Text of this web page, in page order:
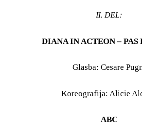
II. DEL:
DIANA IN ACTEON – PAS
Glasba: Cesare
Koreografija: Alicie
ABC